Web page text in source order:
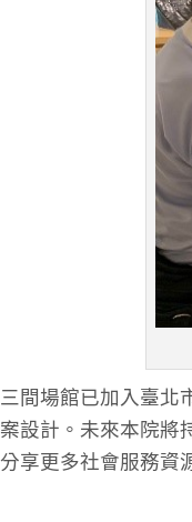
三間場館已加入臺北
案設計。未來本院將
分享更多社會服務資